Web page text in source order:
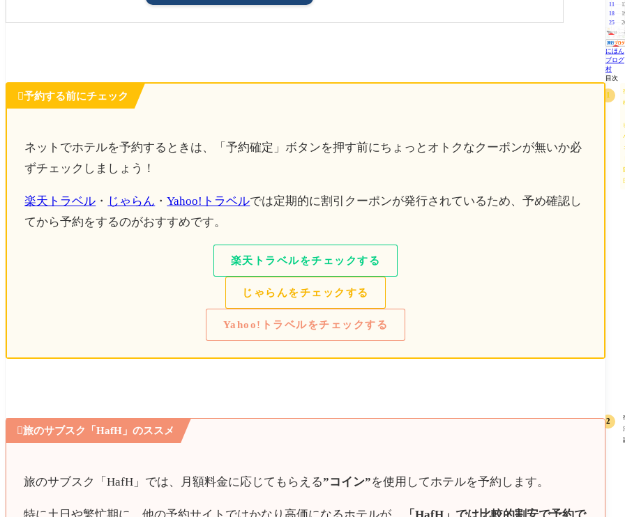
新世界エリア散策 /スマートボールで遊ぶ
🛏️ イビスバジェット梅田
大阪・関西万博２日目
新大阪「焼きそばセンター」
🛏️スマイルホテル新大阪
）＆道頓堀エリアを散策
再訪。そして乾杯。
▼大阪・関西万博で実際に訪れたパビリオンのレポまとめ
要時間・感想をネタバレなしで徹底比較！
予約する前にチェック
ネットでホテルを予約するときは、「予約確定」ボタンを押す前にちょっとオトクなクーポンが無いか必
ずチェックしましょう！
楽天トラベル ・ じゃらん ・Yahoo!トラベルでは定期的に割引クーポンが発行されているため、予め確認し
てから予約をするのがおすすめです。
楽天トラベルをチェックする
じゃらんをチェックする
Yahoo!トラベルをチェックする
旅のサブスク「HafH」のススメ
旅のサブスク「HafH」では、月額料金に応じてもらえる”コイン”を使用してホテルを予約します。
11
18
25
にほん
ブログ
村
目次